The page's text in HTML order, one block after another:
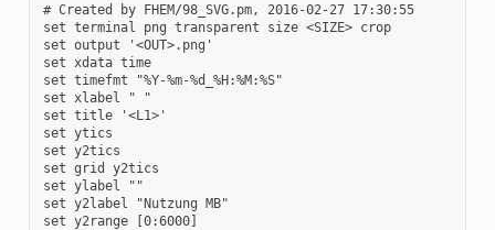
# Created by FHEM/98_SVG.pm, 2016-02-27 17:30:55
set terminal png transparent size <SIZE> crop
set output '<OUT>.png'
set xdata time
set timefmt "%Y-%m-%d_%H:%M:%S"
set xlabel " "
set title '<L1>'
set ytics
set y2tics
set grid y2tics
set ylabel ""
set y2label "Nutzung MB"
set y2range [0:6000]